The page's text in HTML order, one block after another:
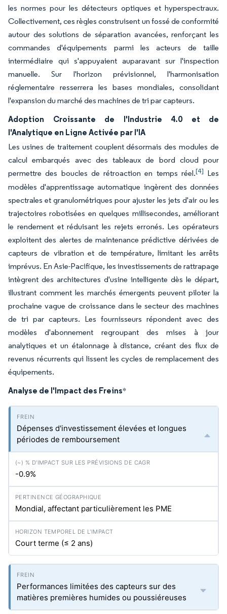
les normes pour les détecteurs optiques et hyperspectraux.
Collectivement, ces règles construisent un fossé de conformité
autour des solutions de séparation avancées, renforçant les
commandes d'équipements parmi les acteurs de taille
intermédiaire qui s'appuyaient auparavant sur l'inspection
manuelle. Sur l'horizon prévisionnel, l'harmonisation
réglementaire resserrera les bases mondiales, consolidant
l'expansion du marché des machines de tri par capteurs.
Adoption Croissante de l'Industrie 4.0 et de
l'Analytique en Ligne Activée par l'IA
Les usines de traitement couplent désormais des modules de
calcul embarqués avec des tableaux de bord cloud pour
permettre des boucles de rétroaction en temps réel.[4] Les
modèles d'apprentissage automatique ingèrent des données
spectrales et granulométriques pour ajuster les jets d'air ou les
trajectoires robotisées en quelques millisecondes, améliorant
le rendement et réduisant les rejets erronés. Les opérateurs
exploitent des alertes de maintenance prédictive dérivées de
capteurs de vibration et de température, limitant les arrêts
imprévus. En Asie-Pacifique, les investissements de rattrapage
intègrent des architectures d'usine intelligente dès le départ,
illustrant comment les marchés émergents peuvent piloter la
prochaine vague de croissance dans le secteur des machines
de tri par capteurs. Les fournisseurs répondent avec des
modèles d'abonnement regroupant des mises à jour
analytiques et un étalonnage à distance, créant des flux de
revenus récurrents qui lissent les cycles de remplacement des
équipements.
Analyse de l'Impact des Freins*
Dépenses d'investissement élevées et longues
périodes de remboursement
-0.9%
Mondial, affectant particulièrement les PME
Court terme (≤ 2 ans)
Performances limitées des capteurs sur des
matières premières humides ou poussiéreuses